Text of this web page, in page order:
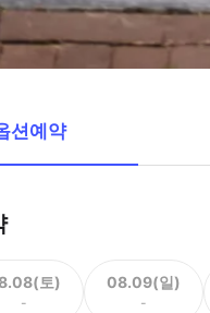
션예약
토)
-
08.09(일)
-